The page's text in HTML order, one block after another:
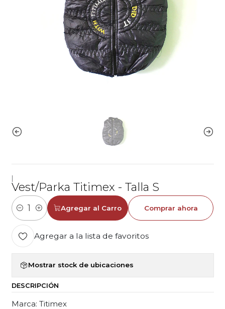
Vest/Parka Titimex - Talla S
Cantidad
Agregar al Carro Comprar ahora
Agregar a la lista de favoritos
Mostrar stock de ubicaciones
DESCRIPCIÓN
Marca: Titimex